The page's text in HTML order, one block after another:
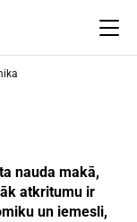
nauda makā,
atkritumu ir
un iemesli,